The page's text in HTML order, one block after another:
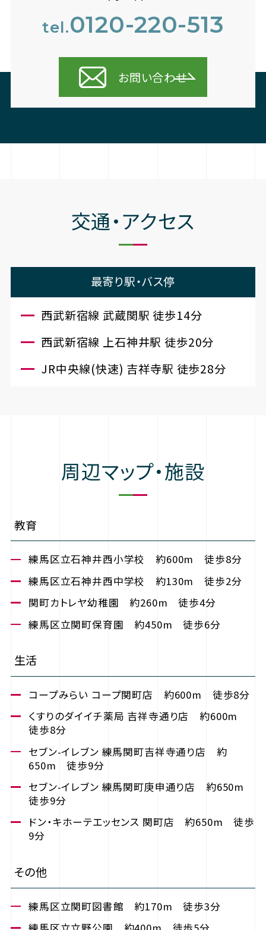
tel.0120-220-513
お問い合わせ
交通・アクセス
最寄り駅・バス停
西武新宿線 武蔵関駅 徒歩14分
西武新宿線 上石神井駅 徒歩20分
JR中央線(快速) 吉祥寺駅 徒歩28分
周辺マップ・施設
教育
練馬区立石神井西小学校 約600m 徒歩8分
練馬区立石神井西中学校 約130m 徒歩2分
関町カトレヤ幼稚園 約260m 徒歩4分
練馬区立関町保育園 約450m 徒歩6分
生活
コープみらい コープ関町店 約600m 徒歩8分
くすりのダイイチ薬局 吉祥寺通り店 約600m
徒歩8分
セブン-イレブン 練馬関町吉祥寺通り店 約
650m 徒歩9分
セブン-イレブン 練馬関町庚申通り店 約650m
徒歩9分
ドン・キホーテエッセンス 関町店 約650m 徒歩
9分
その他
練馬区立関町図書館 約170m 徒歩3分